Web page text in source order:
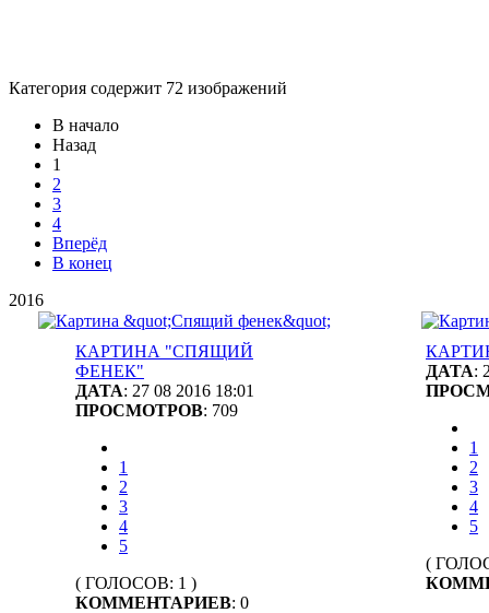
Категория содержит 72 изображений
В начало
Назад
1
2
3
4
Вперёд
В конец
2016
КАРТИНА "СПЯЩИЙ
ФЕНЕК"
ДАТА: 27 08 2016 18:01
ПРОСМОТРОВ: 709
1
2
3
4
5
( ГОЛОСОВ: 1 )
КОММЕНТАРИЕВ: 0
ДАТА:
1
2
3
4
5
(